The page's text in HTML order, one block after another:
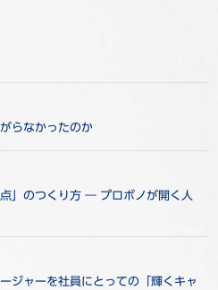
らなかったのか
」のつくり方 ― プロボノが開く人
ジャーを社員にとっての「輝くキャ